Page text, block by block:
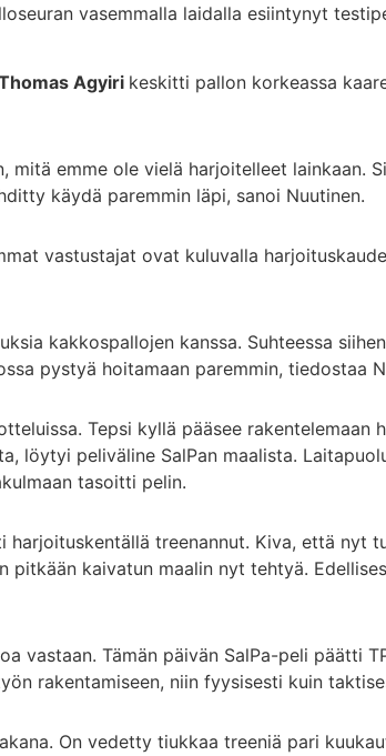
vasemmalla laidalla esiintynyt
Agyiri keskitti pallon korkeassa
emme ole vielä harjoitelleet lainkaan.
käydä paremmin läpi, sanoi Nuutinen.
vastustajat ovat kuluvalla
kakkospallojen kanssa. Suhteessa
pystyä hoitamaan paremmin, tiedostaa
Tepsi kyllä pääsee rakentelemaan
löytyi peliväline SalPan maalista.
tasoitti pelin.
treenannut. Kiva, että nyt
kaivatun maalin nyt tehtyä.
Tämän päivän SalPa-peli päätti
rakentamiseen, niin fyysisesti kuin
On vedetty tiukkaa treeniä pari